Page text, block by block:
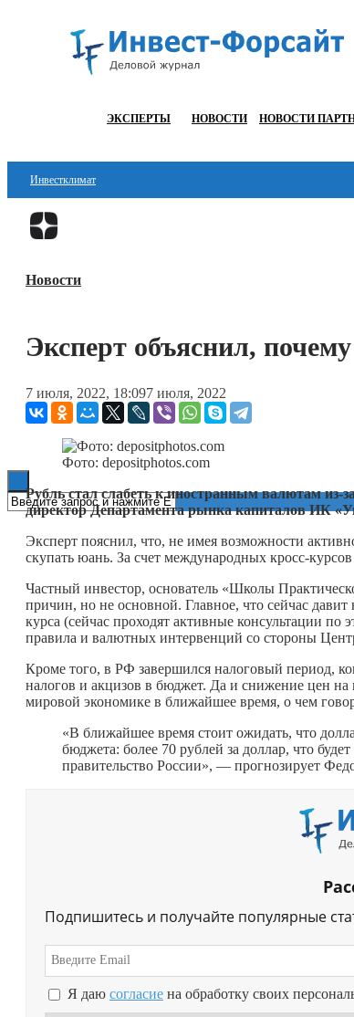
ЭКСПЕРТЫ НОВОСТИ НОВОСТИ
Инвестклимат
Финансы
Блокчейн
ESG
Новости
Эксперт объяснил,
7 июля, 2022, 18:097 июля, 2022
Фото: depositphotos.com
Рубль стал слабеть к иностранным валютам из-
директор Департамента рынка капиталов ИК
Эксперт пояснил, что, не имея возможности
скупать юань. За счет международных кросс-
Частный инвестор, основатель «Школы
причин, но не основной. Главное, что сейчас
курса (сейчас проходят активные консультации
правила и валютных интервенций со стороны
Кроме того, в РФ завершился налоговый период,
налогов и акцизов в бюджет. Да и снижение цен
мировой экономике в ближайшее время, о чем
«В ближайшее время стоит ожидать, что
бюджета: более 70 рублей за доллар, что
правительство России», — прогнозирует
Подпишитесь и получайте популярные
Я даю согласие на обработку своих